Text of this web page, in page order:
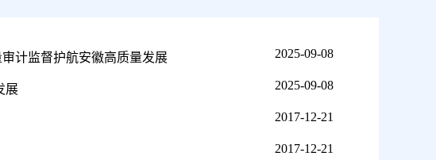
计监督护航安徽高质量发展 2025-09-08
展 2025-09-08
2017-12-21
2017-12-21